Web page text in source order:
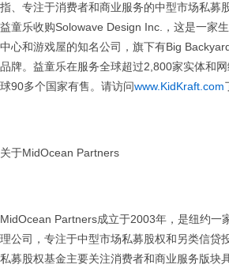
指、专注于消费者和商业服务的中型市场私募
益童乐收购Solowave Design Inc.，这是一家
中心和游戏屋的知名公司，旗下有Big
品牌。益童乐在服务全球超过2,800家实体和
球90多个国家有售。请访问www.KidKraft.com
关于MidOcean Partners
MidOcean Partners成立于2003年，是纽约一
理公司，专注于中型市场私募股权和另类信贷
私募股权基金主要关注消费者和商业服务版块